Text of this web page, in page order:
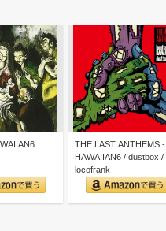
THE LAST ANTHEMS -
HAWAIIAN6 / dustbox /
locofrank